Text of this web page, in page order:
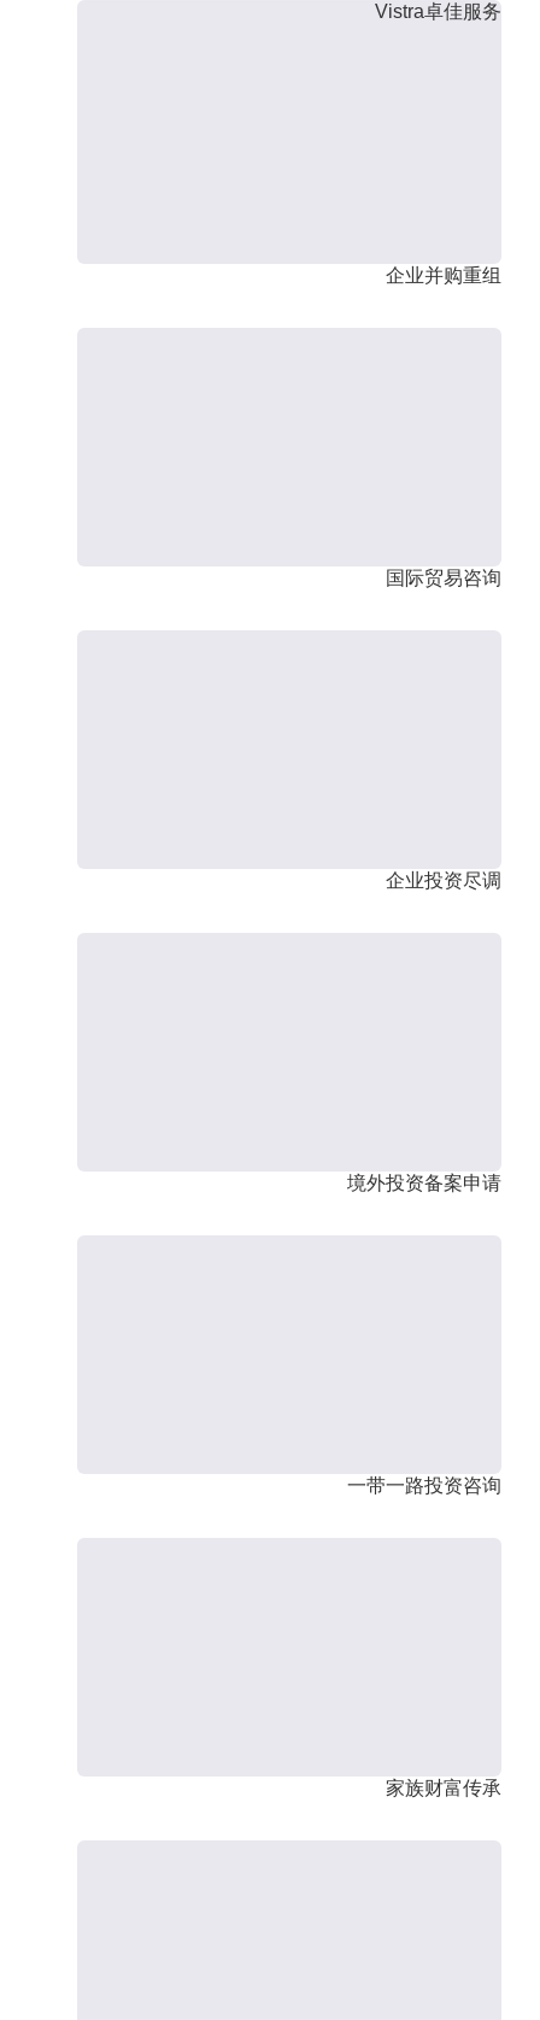
Vistra卓佳服务
企业并购重组
国际贸易咨询
企业投资尽调
境外投资备案申请
一带一路投资咨询
家族财富传承